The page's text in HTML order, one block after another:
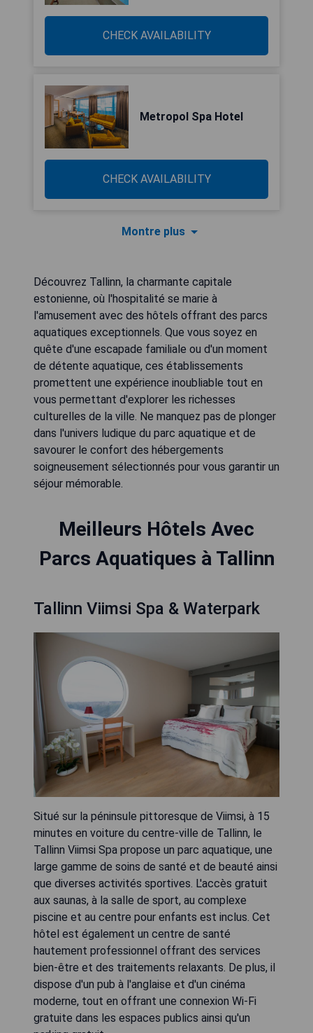
CHECK AVAILABILITY
Metropol Spa Hotel
CHECK AVAILABILITY
Montre plus
Découvrez Tallinn, la charmante capitale
estonienne, où l'hospitalité se marie à
l'amusement avec des hôtels offrant des parcs
aquatiques exceptionnels. Que vous soyez en
quête d'une escapade familiale ou d'un moment
de détente aquatique, ces établissements
promettent une expérience inoubliable tout en
vous permettant d'explorer les richesses
culturelles de la ville. Ne manquez pas de plonger
dans l'univers ludique du parc aquatique et de
savourer le confort des hébergements
soigneusement sélectionnés pour vous garantir un
séjour mémorable.
Meilleurs Hôtels Avec
Parcs Aquatiques à Tallinn
Tallinn Viimsi Spa & Waterpark
Situé sur la péninsule pittoresque de Viimsi, à 15
minutes en voiture du centre-ville de Tallinn, le
Tallinn Viimsi Spa propose un parc aquatique, une
large gamme de soins de santé et de beauté ainsi
que diverses activités sportives. L'accès gratuit
aux saunas, à la salle de sport, au complexe
piscine et au centre pour enfants est inclus. Cet
hôtel est également un centre de santé
hautement professionnel offrant des services
bien-être et des traitements relaxants. De plus, il
dispose d'un pub à l'anglaise et d'un cinéma
moderne, tout en offrant une connexion Wi-Fi
gratuite dans les espaces publics ainsi qu'un